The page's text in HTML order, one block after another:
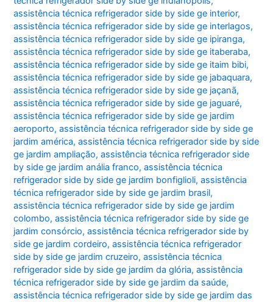
assistência técnica refrigerador side by side ge interior,
assistência técnica refrigerador side by side ge interlagos,
assistência técnica refrigerador side by side ge ipiranga,
assistência técnica refrigerador side by side ge itaberaba,
assistência técnica refrigerador side by side ge itaim bibi,
assistência técnica refrigerador side by side ge jabaquara,
assistência técnica refrigerador side by side ge jaçanã,
assistência técnica refrigerador side by side ge jaguaré,
assistência técnica refrigerador side by side ge jardim
aeroporto,assistência técnica refrigerador side by side ge
jardim américa,assistência técnica refrigerador side by side
ge jardim ampliação,assistência técnica refrigerador side
by side ge jardim anália franco,assistência técnica
refrigerador side by side ge jardim bonfiglioli,assistência
técnica refrigerador side by side ge jardim brasil,
assistência técnica refrigerador side by side ge jardim
colombo,assistência técnica refrigerador side by side ge
jardim consórcio,assistência técnica refrigerador side by
side ge jardim cordeiro,assistência técnica refrigerador
side by side ge jardim cruzeiro,assistência técnica
refrigerador side by side ge jardim da glória,assistência
técnica refrigerador side by side ge jardim da saúde,
assistência técnica refrigerador side by side ge jardim das